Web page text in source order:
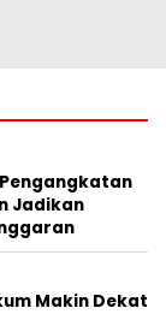
Pengangkatan
Jadikan
Makin Dekat